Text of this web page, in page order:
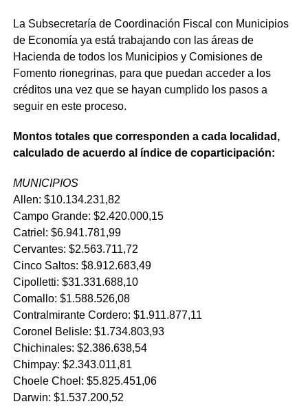
La Subsecretaría de Coordinación Fiscal con Municipios
de Economía ya está trabajando con las áreas de
Hacienda de todos los Municipios y Comisiones de
Fomento rionegrinas, para que puedan acceder a los
créditos una vez que se hayan cumplido los pasos a
seguir en este proceso.
Montos totales que corresponden a cada localidad,
calculado de acuerdo al índice de coparticipación:
MUNICIPIOS
Allen: $10.134.231,82
Campo Grande: $2.420.000,15
Catriel: $6.941.781,99
Cervantes: $2.563.711,72
Cinco Saltos: $8.912.683,49
Cipolletti: $31.331.688,10
Comallo: $1.588.526,08
Contralmirante Cordero: $1.911.877,11
Coronel Belisle: $1.734.803,93
Chichinales: $2.386.638,54
Chimpay: $2.343.011,81
Choele Choel: $5.825.451,06
Darwin: $1.537.200,52